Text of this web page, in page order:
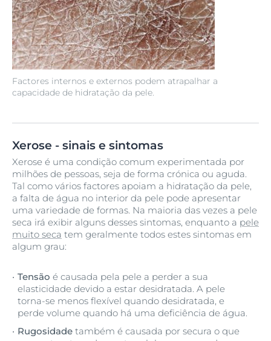
Factores internos e externos podem atrapalhar a
capacidade de hidratação da pele.
Xerose - sinais e sintomas
Xerose é uma condição comum experimentada por
milhões de pessoas, seja de forma crónica ou aguda.
Tal como vários factores apoiam a hidratação da pele,
a falta de água no interior da pele pode apresentar
uma variedade de formas. Na maioria das vezes a pele
seca irá exibir alguns desses sintomas, enquanto a pele
muito seca tem geralmente todos estes sintomas em
algum grau:
Tensão é causada pela pele a perder a sua
elasticidade devido a estar desidratada. A pele
torna-se menos flexível quando desidratada, e
perde volume quando há uma deficiência de água.
Rugosidade também é causada por secura o que